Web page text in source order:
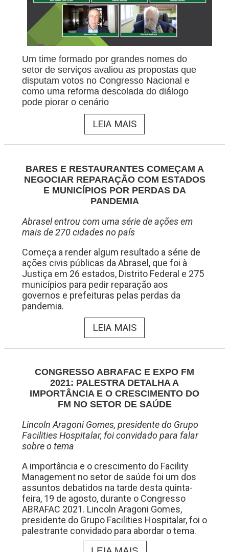
Um time formado por grandes nomes do
setor de serviços avaliou as propostas que
disputam votos no Congresso Nacional e
como uma reforma descolada do diálogo
pode piorar o cenário
LEIA MAIS
BARES E RESTAURANTES COMEÇAM A
NEGOCIAR REPARAÇÃO COM ESTADOS
E MUNICÍPIOS POR PERDAS DA
PANDEMIA
Abrasel entrou com uma série de ações em
mais de 270 cidades no país
Começa a render algum resultado a série de
ações civis públicas da Abrasel, que foi à
Justiça em 26 estados, Distrito Federal e 275
municípios para pedir reparação aos
governos e prefeituras pelas perdas da
pandemia.
LEIA MAIS
CONGRESSO ABRAFAC E EXPO FM
2021: PALESTRA DETALHA A
IMPORTÂNCIA E O CRESCIMENTO DO
FM NO SETOR DE SAÚDE
Lincoln Aragoni Gomes, presidente do Grupo
Facilities Hospitalar, foi convidado para falar
sobre o tema
A importância e o crescimento do Facility
Management no setor de saúde foi um dos
assuntos debatidos na tarde desta quinta-
feira, 19 de agosto, durante o Congresso
ABRAFAC 2021. Lincoln Aragoni Gomes,
presidente do Grupo Facilities Hospitalar, foi o
palestrante convidado para abordar o tema.